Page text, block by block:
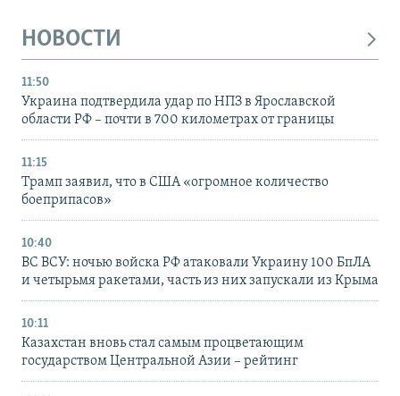
НОВОСТИ
11:50
Украина подтвердила удар по НПЗ в Ярославской
области РФ – почти в 700 километрах от границы
11:15
Трамп заявил, что в США «огромное количество
боеприпасов»
10:40
ВС ВСУ: ночью войска РФ атаковали Украину 100 БпЛА
и четырьмя ракетами, часть из них запускали из Крыма
10:11
Казахстан вновь стал самым процветающим
государством Центральной Азии – рейтинг